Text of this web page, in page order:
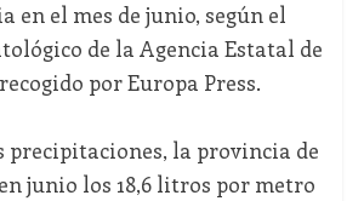
en el mes de junio, según el
de la Agencia Estatal de
por Europa Press.
precipitaciones, la provincia de
junio los 18,6 litros por metro